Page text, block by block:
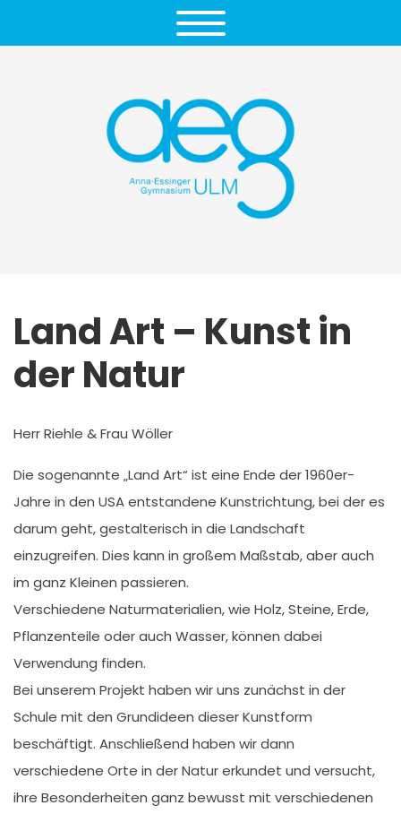
Land Art – Kunst in
der Natur
Herr Riehle & Frau Wöller
Die sogenannte „Land Art“ ist eine Ende der 1960er-
Jahre in den USA entstandene Kunstrichtung, bei der es
darum geht, gestalterisch in die Landschaft
einzugreifen. Dies kann in großem Maßstab, aber auch
im ganz Kleinen passieren.
Verschiedene Naturmaterialien, wie Holz, Steine, Erde,
Pflanzenteile oder auch Wasser, können dabei
Verwendung finden.
Bei unserem Projekt haben wir uns zunächst in der
Schule mit den Grundideen dieser Kunstform
beschäftigt. Anschließend haben wir dann
verschiedene Orte in der Natur erkundet und versucht,
ihre Besonderheiten ganz bewusst mit verschiedenen